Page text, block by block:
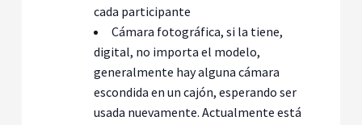
cada participante
Cámara fotográfica, si la tiene,
digital, no importa el modelo,
generalmente hay alguna cámara
escondida en un cajón, esperando ser
usada nuevamente. Actualmente está